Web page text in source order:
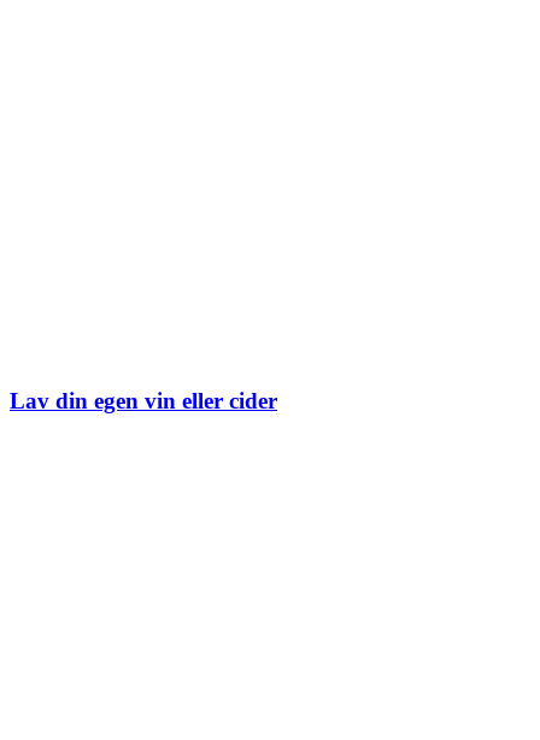
Lav din egen vin eller cider